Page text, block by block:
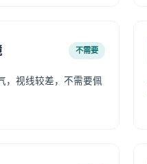
不需要
，视线较差，不需要佩